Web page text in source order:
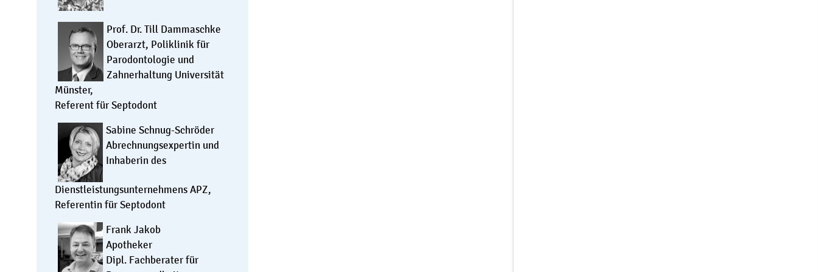
Prof. Dr. Till Dammaschke
Oberarzt, Poliklinik für
Parodontologie und
Zahnerhaltung Universität
Münster,
Referent für Septodont
Sabine Schnug-Schröder
Abrechnungsexpertin und
Inhaberin des
Dienstleistungsunternehmens APZ,
Referentin für Septodont
Frank Jakob
Apotheker
Dipl. Fachberater für